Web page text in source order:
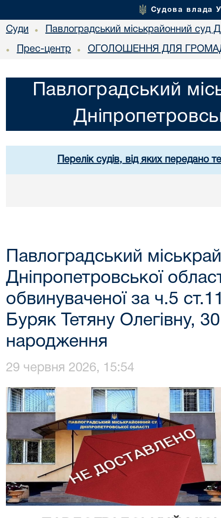
Судова влада
Суди • Павлоградський міськрайонний суд
• Прес-центр • ОГОЛОШЕННЯ ДЛЯ
Павлоградський
Перелік судів, від яких передано
Павлоградський
Дніпропетровської
обвинуваченої за ч.5
Буряк Тетяну Олегівну,
народження
29 червня 2026, 15:54